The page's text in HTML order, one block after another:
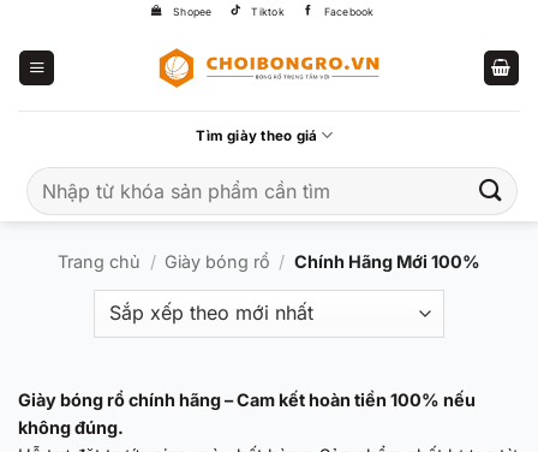
Shopee Tiktok Facebook
Tìm giày theo giá
kiếm:
Trang chủ / Giày bóng rổ / Chính Hãng Mới 100%
Giày bóng rổ chính hãng – Cam kết hoàn tiền 100% nếu
không đúng.